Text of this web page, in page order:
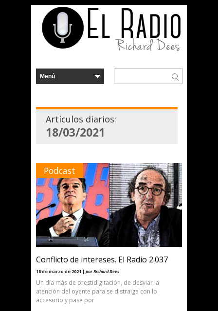
Artículos diarios:
18/03/2021
Podcast
Conflicto de intereses. El Radio 2.037
18 de marzo de 2021 | por Richard Dees
Un día más de prestidigitación, de desviar la
atención del oyente para se distraiga con lo
accesorio y pase por